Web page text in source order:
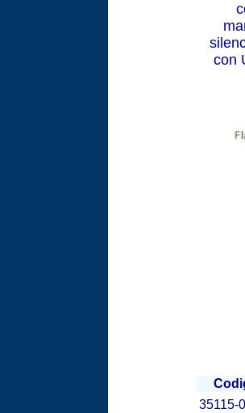
con
35115-